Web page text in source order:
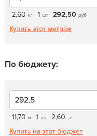
2,60 кг 1 шт 292,50 руб
Купить этот метраж
По бюджету:
11,70 м 1 шт 2,60 кг
Купить на этот бюджет